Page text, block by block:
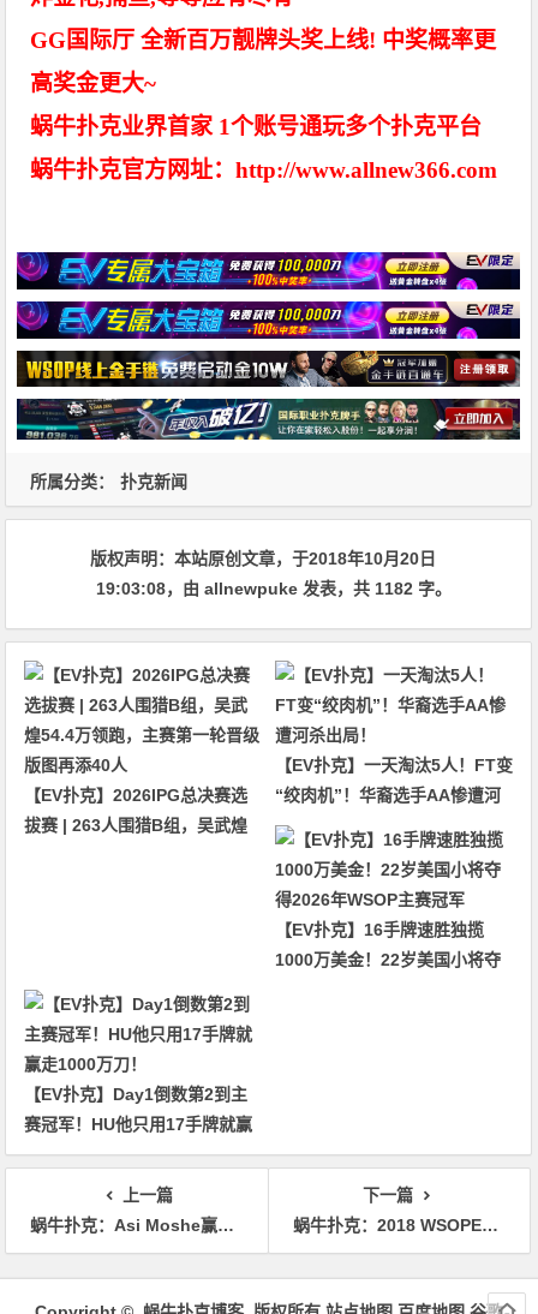
GG国际厅 全新百万靓牌头奖上线! 中奖概率更
高奖金更大~
蜗牛扑克业界首家 1个账号通玩多个扑克平台
蜗牛扑克官方网址：http://www.allnew366.com
所属分类： 扑克新闻
版权声明：本站原创文章，于2018年10月20日
19:03:08，由allnewpuke 发表，共 1182 字。
【EV扑克】2026IPG总决赛选
拔赛 | 263人围猎B组，吴武煌
【EV扑克】一天淘汰5人！FT变
“绞肉机”！华裔选手AA惨遭河
杀出局！
【EV扑克】16手牌速胜独揽
1000万美金！22岁美国小将夺
【EV扑克】Day1倒数第2到主
赛冠军！HU他只用17手牌就赢
走1000万刀！
上一篇
蜗牛扑克：Asi Moshe赢得第二项赛事金手链
下一篇
蜗牛扑克：2018 WSOPE：Mykhailo Gutyi取得第四项赛事冠军
文